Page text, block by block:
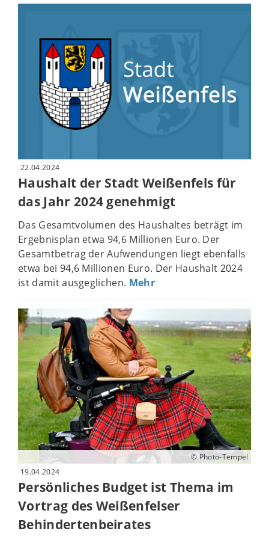
22.04.2024
Haushalt der Stadt Weißenfels für
das Jahr 2024 genehmigt
Das Gesamtvolumen des Haushaltes beträgt im
Ergebnisplan etwa 94,6 Millionen Euro. Der
Gesamtbetrag der Aufwendungen liegt ebenfalls
etwa bei 94,6 Millionen Euro. Der Haushalt 2024
ist damit ausgeglichen. Mehr
© Photo-Tempel
19.04.2024
Persönliches Budget ist Thema im
Vortrag des Weißenfelser
Behindertenbeirates